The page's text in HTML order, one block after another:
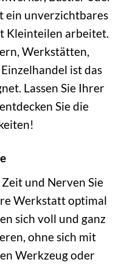
ein unverzichtbares
Kleinteilen arbeitet.
Werkstätten,
ist das
Lassen Sie Ihrer
Sie die
und Nerven Sie
Werkstatt optimal
sich voll und ganz
ohne sich mit
Werkzeug oder